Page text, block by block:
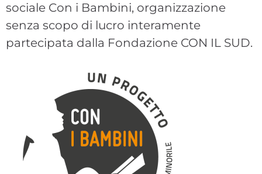
sociale Con i Bambini, organizzazione
senza scopo di lucro interamente
partecipata dalla Fondazione CON IL SUD.